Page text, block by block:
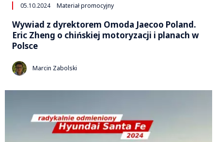
05.10.2024 Materiał promocyjny
Wywiad z dyrektorem Omoda Jaecoo Poland.
Eric Zheng o chińskiej motoryzacji i planach w
Polsce
Marcin Zabolski